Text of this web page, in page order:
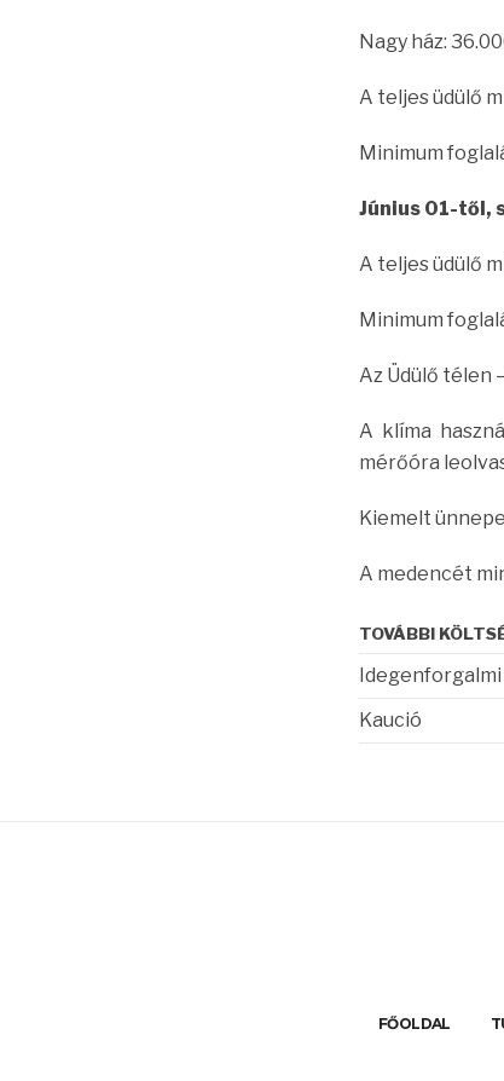
Nagy ház:
A teljes üdülő
Minimum
Június 01-től,
A teljes üdülő
Minimum
Az Üdülő télen
A klíma
mérőóra
Kiemelt
A medencét
TOVÁBBI
Idegenforgalmi
Kaució
FŐOLDAL